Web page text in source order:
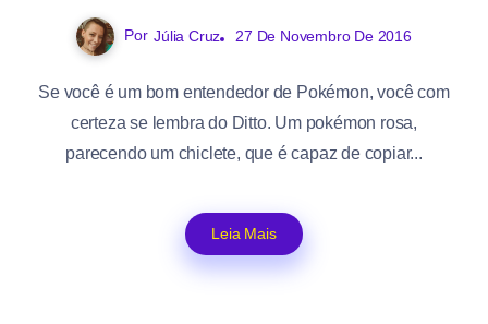
Por Júlia Cruz 27 De Novembro De 2016
Se você é um bom entendedor de Pokémon, você com
certeza se lembra do Ditto. Um pokémon rosa,
parecendo um chiclete, que é capaz de copiar...
Leia Mais